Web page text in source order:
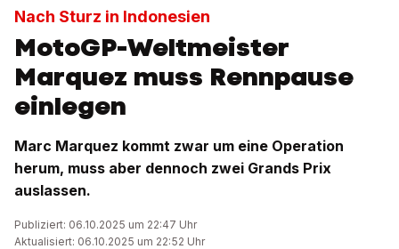
Nach Sturz in Indonesien
MotoGP-Weltmeister
Marquez muss Rennpause
einlegen
Marc Marquez kommt zwar um eine Operation
herum, muss aber dennoch zwei Grands Prix
auslassen.
Publiziert: 06.10.2025 um 22:47 Uhr
Aktualisiert: 06.10.2025 um 22:52 Uhr